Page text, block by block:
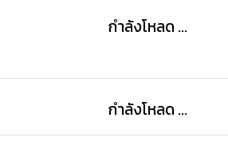
กำลังโหลด ...
กำลังโหลด ...